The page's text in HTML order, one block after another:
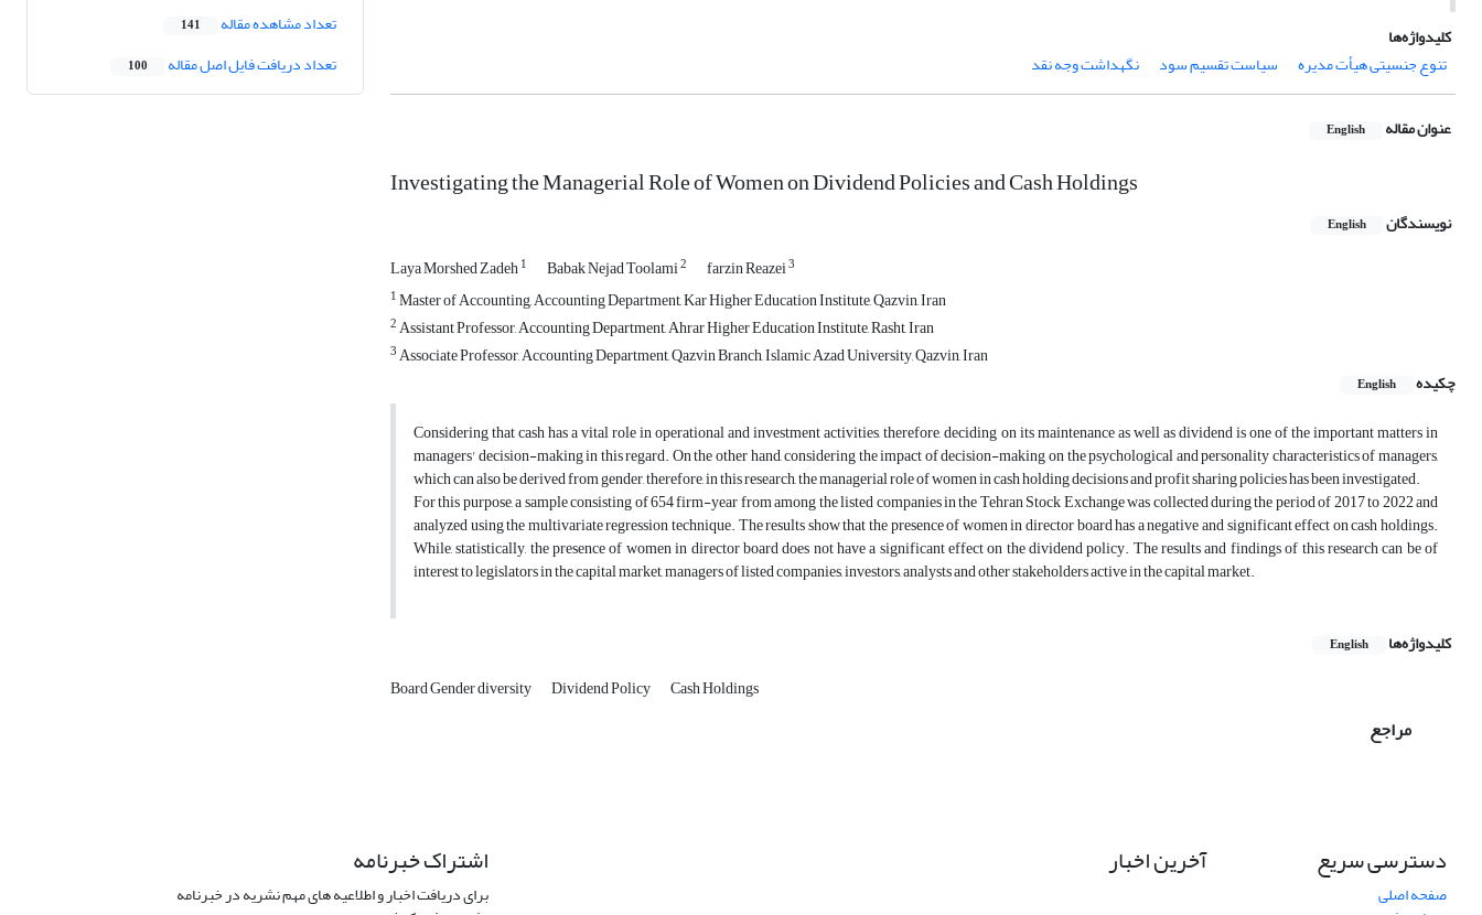
کلیدواژه‌ها
تنوع جنسیتی هیأت مدیره
سیاست تقسیم سود نگهداشت وجه نقد
عنوان مقاله English
Investigating the Managerial Role of Women on Dividend Policies and Cash Holdings
نویسندگان English
Laya Morshed Zadeh1 Babak Nejad Toolami2 farzin Reazei3
1Master of Accounting, Accounting Department, Kar Higher Education Institute, Qazvin, Iran
2Assistant Professor, Accounting Department, Ahrar Higher Education Institute, Rasht, Iran
3Associate Professor, Accounting Department, Qazvin Branch, Islamic Azad University, Qazvin, Iran
چکیده
English
Considering that cash has a vital role in operational and investment activities, therefore, deciding on its maintenance as well as dividend is one of the important matters in
managers' decision-making in this regard. On the other hand, considering the impact of decision-making on the psychological and personality characteristics of managers,
which can also be derived from gender, therefore, in this research, the managerial role of women in cash holding decisions and profit sharing policies has been investigated.
For this purpose, a sample consisting of 654 firm-year from among the listed companies in the Tehran Stock Exchange was collected during the period of 2017 to 2022 and
analyzed using the multivariate regression technique. The results show that the presence of women in director board has a negative and significant effect on cash holdings.
While, statistically, the presence of women in director board does not have a significant effect on the dividend policy. The results and findings of this research can be of
interest to legislators in the capital market, managers of listed companies, investors, analysts and other stakeholders active in the capital market.
کلیدواژه‌ها English
Board Gender diversity Dividend Policy Cash Holdings
مراجع
تعداد مشاهده مقاله 141
تعداد دریافت فایل اصل مقاله 100
دسترسی سریع
صفحه اصلی
آخرین اخبار اشتراک خبرنامه
برای دریافت اخبار و اطلاعیه های مهم نشریه در خبرنامه